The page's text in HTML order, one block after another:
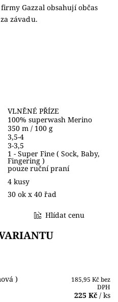
Gazzal obsahují občas
závadu.
VLNĚNÉ PŘÍZE
100% superwash Merino
350 m / 100 g
3,5-4
3-3,5
1 - Super Fine ( Sock, Baby,
Fingering )
pouze ruční praní
4 kusy
30 ok x 40 řad
Hlídat cenu
)
185,95 Kč bez
DPH
225 Kč / ks